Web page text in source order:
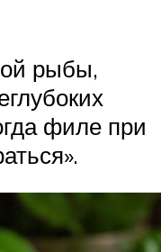
рыбы,
филе при